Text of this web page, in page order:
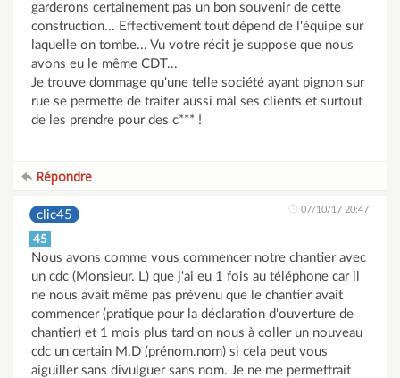
garderons certainement pas un bon souvenir de cette
construction... Effectivement tout dépend de l'équipe sur
laquelle on tombe... Vu votre récit je suppose que nous
avons eu le même CDT...
Je trouve dommage qu'une telle société ayant pignon sur
rue se permette de traiter aussi mal ses clients et surtout
de les prendre pour des c*** !
Répondre
clic45 07/10/17 20:47
45
Nous avons comme vous commencer notre chantier avec
un cdc (Monsieur. L) que j'ai eu 1 fois au téléphone car il
ne nous avait même pas prévenu que le chantier avait
commencer (pratique pour la déclaration d'ouverture de
chantier) et 1 mois plus tard on nous à coller un nouveau
cdc un certain M.D (prénom.nom) si cela peut vous
aiguiller sans divulguer sans nom. Je ne me permettrait